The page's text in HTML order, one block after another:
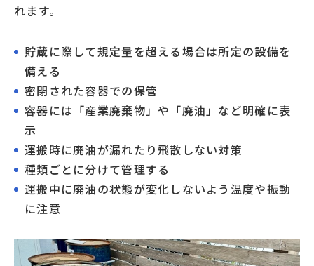
れます。
貯蔵に際して規定量を超える場合は所定の設備を
備える
密閉された容器での保管
容器には「産業廃棄物」や「廃油」など明確に表
示
運搬時に廃油が漏れたり飛散しない対策
種類ごとに分けて管理する
運搬中に廃油の状態が変化しないよう温度や振動
に注意